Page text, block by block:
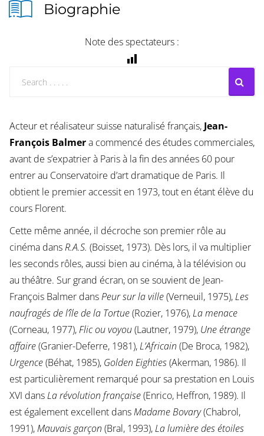
Biographie
Note des spectateurs :
Acteur et réalisateur suisse naturalisé français, Jean-
François Balmera commencé des études commerciales,
avant de s’expatrier à Paris à la fin des années 60 pour
entrer au Conservatoire d’art dramatique de Paris. Il
obtient le premier accessit en 1973, tout en étant élève du
cours Florent.
Cette même année, il décroche son premier rôle au
cinéma dansR.A.S. (Boisset, 1973). Dès lors, il va multiplier
les seconds rôles, aussi bien au cinéma, à la télévision ou
au théâtre. Sur grand écran, on se souvient de Jean-
François Balmer dansPeur sur la ville(Verneuil, 1975),Les
naufragés de l’île de la Tortue(Rozier, 1976),La menace
(Corneau, 1977),Flic ou voyou(Lautner, 1979), Une étrange
affaire(Granier-Deferre, 1981),L’Africain (De Broca, 1982),
Urgence(Béhat, 1985), Golden Eighties(Akerman, 1986). Il
est particulièrement remarqué pour sa prestation en Louis
XVI dansLa révolution française(Enrico, Heffron, 1989). Il
est également excellent dansMadame Bovary(Chabrol,
1991),Mauvais garçon (Bral, 1993),La lumière des étoiles